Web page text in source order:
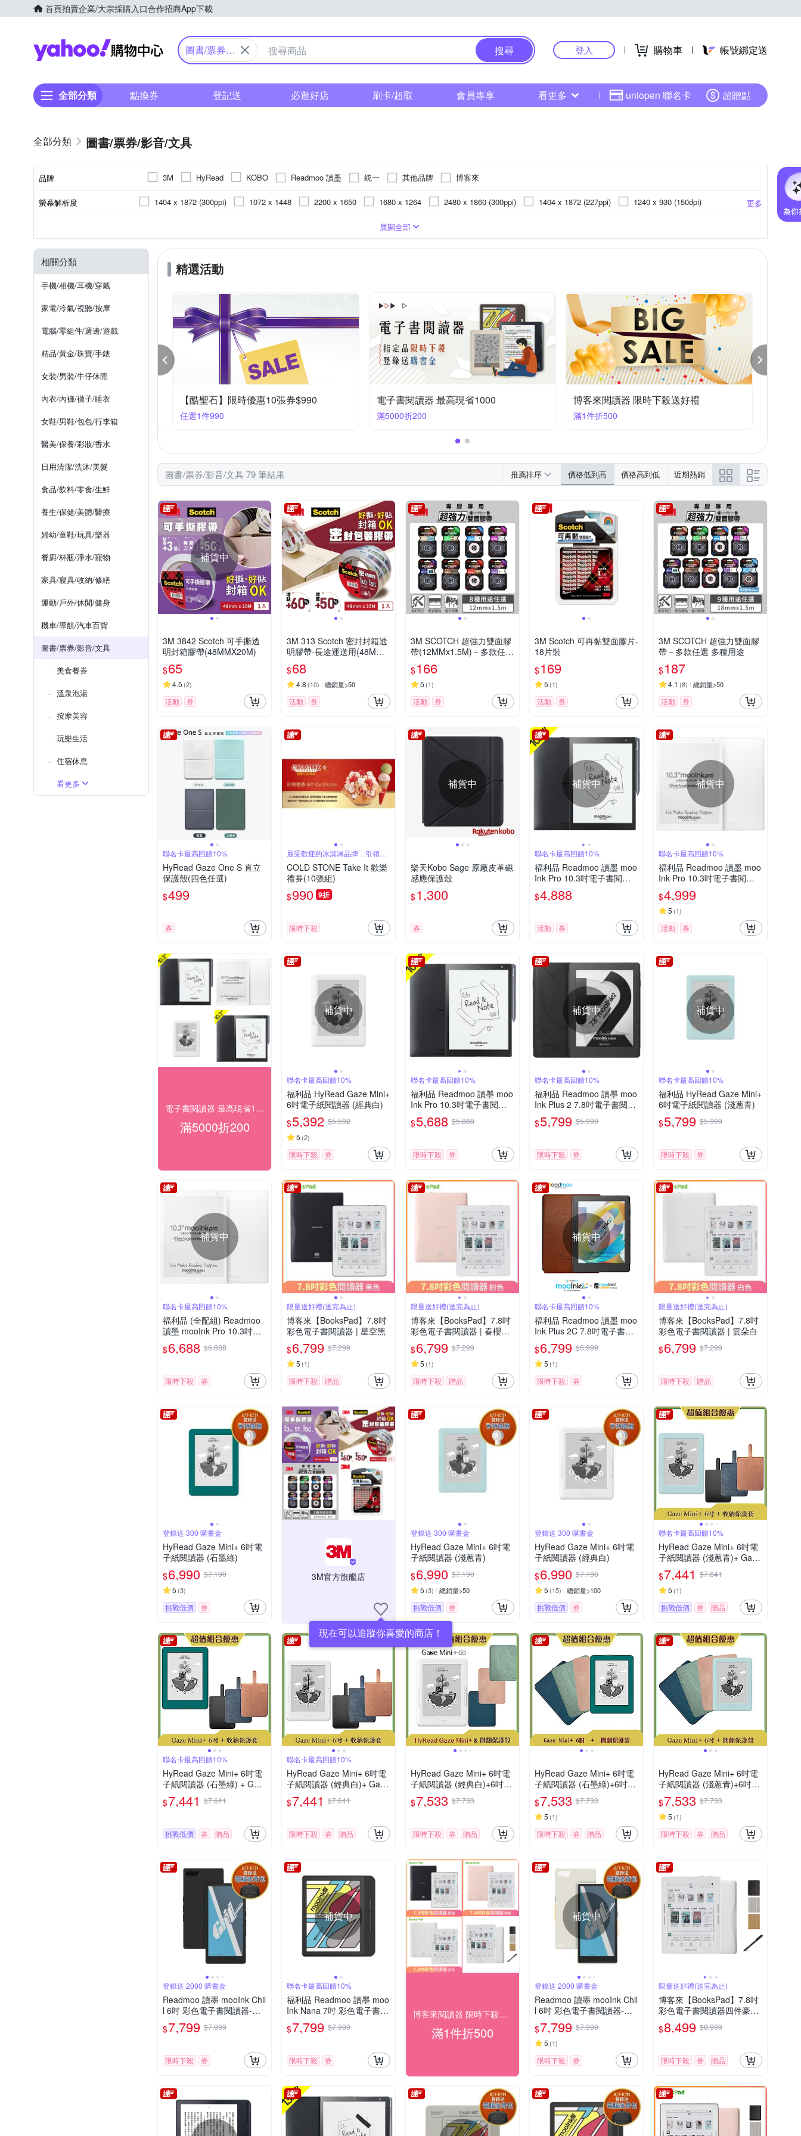
首頁拍賣企業/大宗採購入口合作招商App下載
Yahoo購物中心
圖書/票券/
搜尋 登入 購物車 帳號綁定送
全部分類 點換券 登記送 必逛好店 刷卡/超取 會員專享 看更多 uniopen 聯名卡 超贈點
圖書/票券/影音/文具
品牌 3M HyRead KOBO Readmoo 讀墨 統一 其他品牌 博客來
螢幕解析度 更多
1404 x 1872 (300ppi) 1072 x 1448 2200 x 1650 1680 x 1264 2480 x 1860 (300ppi) 1404 x 1872 (227ppi)
1240 x 930 (150dpi)
4800mAh
6.13吋紗窗專用
展開全部
相關分類
手機/相機/耳機/穿戴
家電/冷氣/視聽/按摩
電腦/零組件/週邊/遊戲
精品/黃金/珠寶/手錶
女裝/男裝/牛仔休閒
內衣/內褲/襪子/睡衣
女鞋/男鞋/包包/行李箱
醫美/保養/彩妝/香水
日用清潔/洗沐/美髮
食品/飲料/零食/生鮮
養生/保健/美體/醫療
婦幼/童鞋/玩具/樂器
餐廚/杯瓶/淨水/寵物
家具/寢具/收納/修繕
運動/戶外/休閒/健身
機車/導航/汽車百貨
圖書/票券/影音/文具
美食餐券
溫泉泡湯
按摩美容
玩樂生活
住宿休息
看更多
精選活動
氣購物節 居家用品最高享83折！ 【酷聖石】限時優惠10張券$990
任選1件990
電子書閱讀器 最高現省1000
滿5000折200
博客來閱讀器 限時下殺送好禮
滿1件折500
圖書/票券/影音/文具 79 筆結果 推薦排序 價格低到高 價格高到低 近期熱銷
補貨中
3M 3842 Scotch 可手撕透
明封箱膠帶(48MMX20M)
$65
4.5 (2)
活動 券
3M 313 Scotch 密封封箱透
明膠帶-長途運送用(48MMX
35M)
$68
4.8 (10) 總銷量>50
活動 券
3M SCOTCH 超強力雙面膠
帶(12MMx1.5M)－多款任選
多種用途
$166
5 (1)
活動 券
3M Scotch 可再黏雙面膠片-
18片裝
$169
5 (1)
活動 券
3M SCOTCH 超強力雙面膠
帶－多款任選 多種用途
$187
4.1 (8) 總銷量>50
活動 券
聯名卡最高回饋10%
HyRead Gaze One S 直立
保護殼(四色任選)
$499
券
最受歡迎的冰淇淋品牌，引領食
尚潮流
COLD STONE Take It 歡樂
禮券(10張組)
$990 9折
限時下殺
補貨中
樂天Kobo Sage 原廠皮革磁
感應保護殼
$1,300
券
補貨中
聯名卡最高回饋10%
福利品 Readmoo 讀墨 moo
Ink Pro 10.3吋電子書閱讀
器+精美彩繪背貼2張
$4,888
活動 券
補貨中
聯名卡最高回饋10%
福利品 Readmoo 讀墨 moo
Ink Pro 10.3吋電子書閱讀
器-白(簡配)
$4,999
5 (1)
活動 券
電子書閱讀器 最高現省1000
滿5000折200
補貨中
聯名卡最高回饋10%
福利品 HyRead Gaze Mini+
6吋電子紙閱讀器 (經典白)
$5,392 $5,592
5 (2)
限時下殺 券
聯名卡最高回饋10%
福利品 Readmoo 讀墨 moo
Ink Pro 10.3吋電子書閱讀
器
$5,688 $5,888
限時下殺 券
補貨中
聯名卡最高回饋10%
福利品 Readmoo 讀墨 moo
Ink Plus 2 7.8吋電子書閱讀
器
$5,799 $5,999
限時下殺 券
補貨中
聯名卡最高回饋10%
福利品 HyRead Gaze Mini+
6吋電子紙閱讀器 (淺蔥青)
$5,799 $5,999
限時下殺 券
補貨中
聯名卡最高回饋10%
福利品 (全配組) Readmoo
讀墨 mooInk Pro 10.3吋電
子書閱讀器(白)+mooInk Pr
o 手寫筆
$6,688 $6,888
限時下殺 券
限量送好禮(送完為止)
博客來【BooksPad】7.8吋
彩色電子書閱讀器 | 星空黑
$6,799 $7,299
5 (1)
限時下殺 贈品
限量送好禮(送完為止)
博客來【BooksPad】7.8吋
彩色電子書閱讀器 | 春櫻粉
(限量)
$6,799 $7,299
5 (1)
限時下殺 贈品
補貨中
聯名卡最高回饋10%
福利品 Readmoo 讀墨 moo
Ink Plus 2C 7.8吋電子書閱
讀器
$6,799 $6,999
5 (1)
限時下殺 券
限量送好禮(送完為止)
博客來【BooksPad】7.8吋
彩色電子書閱讀器 | 雲朵白
$6,799 $7,299
限時下殺 贈品
登錄送 300 購書金
HyRead Gaze Mini+ 6吋電
子紙閱讀器 (石墨綠)
$6,990 $7,190
5 (3)
挑戰低價 券
3M官方旗艦店
現在可以追蹤你喜愛的商店！
登錄送 300 購書金
HyRead Gaze Mini+ 6吋電
子紙閱讀器 (淺蔥青)
$6,990 $7,190
5 (3) 總銷量>50
挑戰低價 券
登錄送 300 購書金
HyRead Gaze Mini+ 6吋電
子紙閱讀器 (經典白)
$6,990 $7,190
5 (15) 總銷量>100
挑戰低價 券
聯名卡最高回饋10%
HyRead Gaze Mini+ 6吋電
子紙閱讀器 (淺蔥青)+ Gaze
收納保護套 (組合)
$7,441 $7,641
5 (1)
挑戰低價 券 贈品
聯名卡最高回饋10%
HyRead Gaze Mini+ 6吋電
子紙閱讀器 (石墨綠) + Gaz
e 收納保護套 (組合)
$7,441 $7,641
挑戰低價 券 贈品
聯名卡最高回饋10%
HyRead Gaze Mini+ 6吋電
子紙閱讀器 (經典白)+ Gaze
收納保護套 (組合)
$7,441 $7,641
限時下殺 券 贈品
HyRead Gaze Mini+ 6吋電
子紙閱讀器 (經典白)+6吋側
翻保護殼
$7,533 $7,733
限時下殺 券 贈品
HyRead Gaze Mini+ 6吋電
子紙閱讀器 (石墨綠)+6吋側
翻保護殼
$7,533 $7,733
5 (1)
限時下殺 券 贈品
HyRead Gaze Mini+ 6吋電
子紙閱讀器 (淺蔥青)+6吋側
翻保護殼
$7,533 $7,733
5 (1)
限時下殺 券 贈品
登錄送 2000 購書金
Readmoo 讀墨 mooInk Chil
l 6吋 彩色電子書閱讀器-暗
夜黑
$7,799 $7,999
限時下殺 券
補貨中
聯名卡最高回饋10%
福利品 Readmoo 讀墨 moo
Ink Nana 7吋 彩色電子書閱
讀器-暗夜黑
$7,799 $7,999
限時下殺 券
博客來閱讀器 限時下殺送好禮
滿1件折500
補貨中
登錄送 2000 購書金
Readmoo 讀墨 mooInk Chil
l 6吋 彩色電子書閱讀器-迷
月白
$7,799 $7,999
5 (1)
限時下殺 券
限量送好禮(送完為止)
博客來【BooksPad】7.8吋
彩色電子書閱讀器四件豪華
組(白色主機+黑筆+筆芯+殼)
$8,499 $8,999
限時下殺 券 贈品